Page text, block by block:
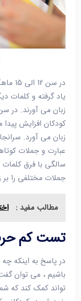
در
یاد گرفته و کلمات
سالگی با فرق
جملات مختلفی را بر
مطالب مفید :
تست کم
در پاسخ به اینکه
باشیم ، می توان
تواند کمک کند که